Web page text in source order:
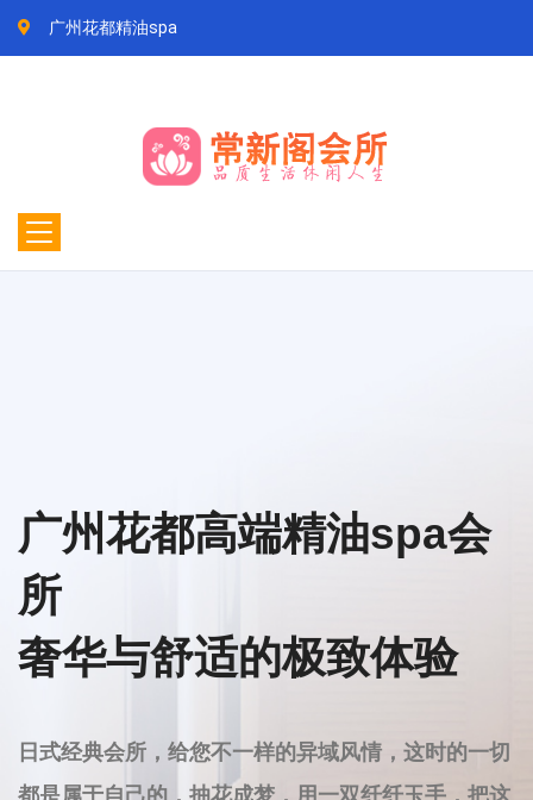
广州花都精油spa
州花都SPA不仅正规，而且凭借其优质的服务和
的操作，已经成为都市人追求健康和放松的首选
地。如果您也在寻找一个真正能让身心放松的场所，
的那份宁静与惬意。